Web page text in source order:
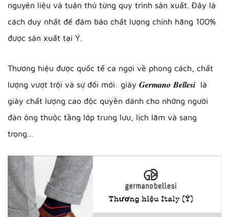
nguyên liệu và tuân thủ từng quy trình sản xuất. Đây là
cách duy nhất để đảm bảo chất lượng chính hãng 100%
được sản xuất tại Ý.
Thương hiệu được quốc tế ca ngợi về phong cách, chất
lượng vượt trội và sự đổi mới: giày 𝑮𝒆𝒓𝒎𝒂𝒏𝒐 𝑩𝒆𝒍𝒍𝒆𝒔𝒊 là
giày chất lượng cao độc quyền dành cho những người
đàn ông thuộc tầng lớp trung lưu, lịch lãm và sang
trọng…